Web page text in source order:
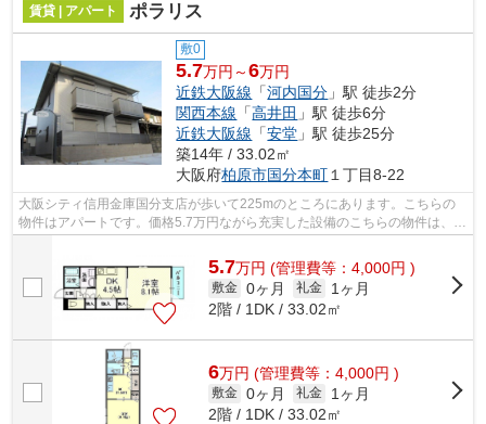
賃貸 | アパート ポラリス
敷0
5.7万円～6万円
近鉄大阪線 「河内国分 」駅 徒歩2分
関西本線 「高井田 」駅 徒歩6分
近鉄大阪線 「安堂 」駅 徒歩25分
築14年 / 33.02㎡
大阪府柏原市国分本町 １丁目8-22
大阪シティ信用金庫国分支店が歩いて225mのところにあります。こちらの
物件はアパートです。価格5.7万円ながら充実した設備のこちらの物件は、多
5.7万円 (管理費等：4,000円 )
敷金 0ヶ月 礼金
1ヶ月
2階 / 1DK / 33.02㎡
6万円 (管理費等：4,000円 )
敷金 0ヶ月 礼金
1ヶ月
2階 / 1DK / 33.02㎡